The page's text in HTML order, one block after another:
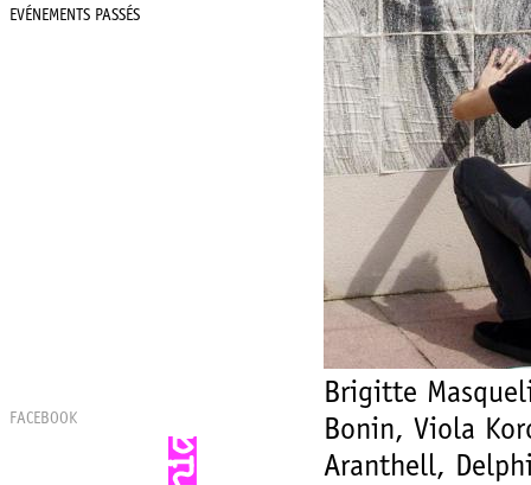
EVÉNEMENTS PASSÉS
FACEBOOK
Brigitte
Bonin, Viola
Aranthell,